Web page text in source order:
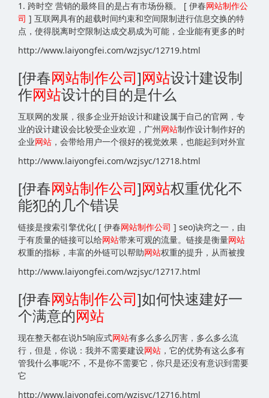
1. 跨时空 营销的最终目的是占有市场份额。 [ 伊春网站制作公
司 ] 互联网具有的超载时间约束和空间限制进行信息交换的特
点，使得脱离时空限制达成交易成为可能，企业能有更多的时
http://www.laiyongfei.com/wzjsyc/12719.html
[伊春网站制作公司] 网站设计建设制
作网站设计的目的是什么
互联网的发展，很多企业开始设计和建设属于自己的官网，专
业的设计建设会比较受企业欢迎，广州网站制作设计制作好的
企业网站 ，会带给用户一个很好的视觉效果，也能起到对外宣
http://www.laiyongfei.com/wzjsyc/12718.html
[伊春网站制作公司] 网站权重优化不
能犯的几个错误
链接是搜索引擎优化( [ 伊春网站制作公司 ] seo)诀窍之一，由
于有质量的链接可以给网站带来可观的流量。链接是衡量网站
权重的指标，丰富的外链可以帮助网站权重的提升，从而被搜
http://www.laiyongfei.com/wzjsyc/12717.html
[伊春网站制作公司]如何快速建好一
个满意的 网站
现在整天都在说h5响应式网站有多么多么厉害，多么多么流
行，但是，你说：我并不需要建设网站 ，它的优势有这么多有
管我什么事呢?不，不是你不需要它，你只是还没有意识到需要
它
http://www.laiyongfei.com/wzjsyc/12716.html